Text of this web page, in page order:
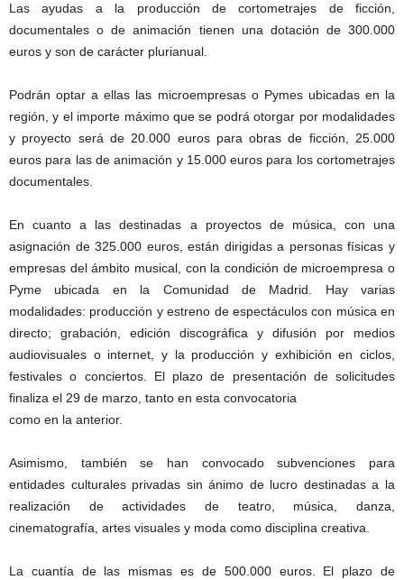
Las ayudas a la producción de cortometrajes de ficción,
documentales o de animación tienen una dotación de 300.000
euros y son de carácter plurianual.
Podrán optar a ellas las microempresas o Pymes ubicadas en la
región, y el importe máximo que se podrá otorgar por modalidades
y proyecto será de 20.000 euros para obras de ficción, 25.000
euros para las de animación y 15.000 euros para los cortometrajes
documentales.
En cuanto a las destinadas a proyectos de música, con una
asignación de 325.000 euros, están dirigidas a personas físicas y
empresas del ámbito musical, con la condición de microempresa o
Pyme ubicada en la Comunidad de Madrid. Hay varias
modalidades: producción y estreno de espectáculos con música en
directo; grabación, edición discográfica y difusión por medios
audiovisuales o internet, y la producción y exhibición en ciclos,
festivales o conciertos. El plazo de presentación de solicitudes
finaliza el 29 de marzo, tanto en esta convocatoria
como en la anterior.
Asimismo, también se han convocado subvenciones para
entidades culturales privadas sin ánimo de lucro destinadas a la
realización de actividades de teatro, música, danza,
cinematografía, artes visuales y moda como disciplina creativa.
La cuantía de las mismas es de 500.000 euros. El plazo de